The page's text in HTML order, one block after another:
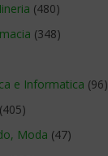
(480)
(348)
e Informatica (96)
(405)
Moda (47)